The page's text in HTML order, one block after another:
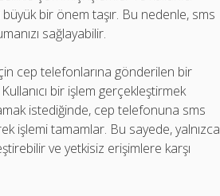
bir önem taşır. Bu nedenle, sms
sağlayabilir.
cep telefonlarına gönderilen bir
bir işlem gerçekleştirmek
istediğinde, cep telefonuna sms
işlemi tamamlar. Bu sayede, yalnızca
ve yetkisiz erişimlere karşı